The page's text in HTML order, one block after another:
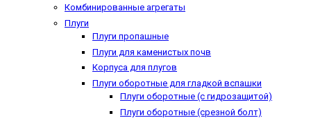
Комбинированные агрегаты
Плуги
Плуги пропашные
Плуги для каменистых почв
Корпуса для плугов
Плуги оборотные для гладкой вспашки
Плуги оборотные (с гидрозащитой)
Плуги оборотные (срезной болт)